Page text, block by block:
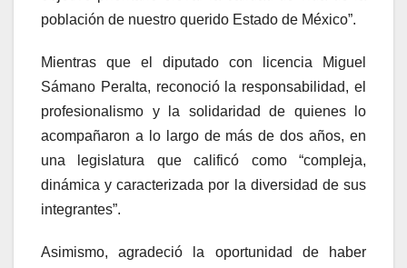
población de nuestro querido Estado de México”.
Mientras que el diputado con licencia Miguel
Sámano Peralta, reconoció la responsabilidad, el
profesionalismo y la solidaridad de quienes lo
acompañaron a lo largo de más de dos años, en
una legislatura que calificó como “compleja,
dinámica y caracterizada por la diversidad de sus
integrantes”.
Asimismo, agradeció la oportunidad de haber